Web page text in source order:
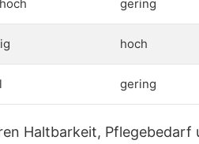
gering
hoch
gering
Haltbarkeit, Pflegebedarf